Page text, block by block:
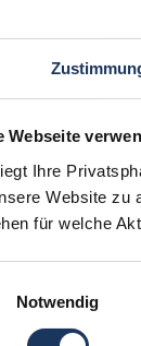
Webseite
Ihre
Website zu
für welche
Notwendig
Ihr